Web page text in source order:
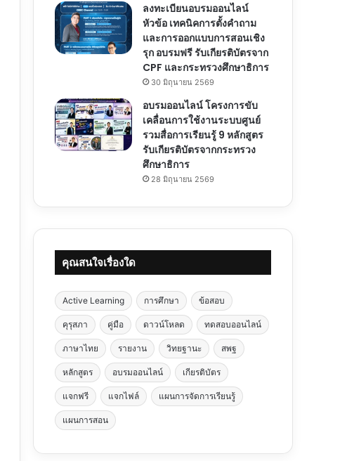
ลงทะเบียนอบรมออนไลน์
หัวข้อ เทคนิคการตั้งคำถาม
และการออกแบบการสอนเชิง
รุก อบรมฟรี รับเกียรติบัตรจาก
CPF และกระทรวงศึกษาธิการ
30 มิถุนายน 2569
อบรมออนไลน์ โครงการขับ
เคลื่อนการใช้งานระบบศูนย์
รวมสื่อการเรียนรู้ 9 หลักสูตร
รับเกียรติบัตรจากกระทรวง
ศึกษาธิการ
28 มิถุนายน 2569
คุณสนใจเรื่องใด
Active Learning การศึกษา ข้อสอบ
คุรุสภา คู่มือ ดาวน์โหลด ทดสอบออนไลน์
ภาษาไทย รายงาน วิทยฐานะ สพฐ
หลักสูตร อบรมออนไลน์ เกียรติบัตร
แจกฟรี แจกไฟล์ แผนการจัดการเรียนรู้
แผนการสอน